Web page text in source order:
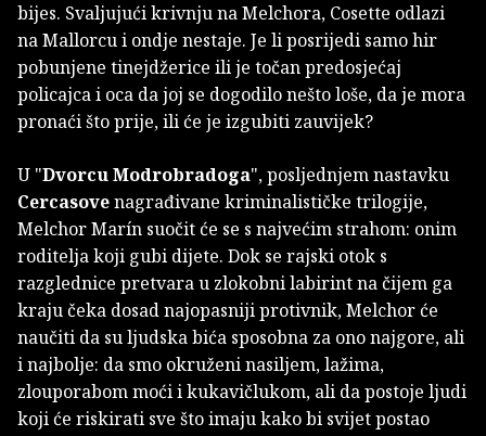
bijes. Svaljujući krivnju na Melchora, Cosette odlazi
na Mallorcu i ondje nestaje. Je li posrijedi samo hir
pobunjene tinejdžerice ili je točan predosjećaj
policajca i oca da joj se dogodilo nešto loše, da je mora
pronaći što prije, ili će je izgubiti zauvijek?
U "Dvorcu Modrobradoga", posljednjem nastavku
Cercasovenagrađivane kriminalističke trilogije,
Melchor Marín suočit će se s najvećim strahom: onim
roditelja koji gubi dijete. Dok se rajski otok s
razglednice pretvara u zlokobni labirint na čijem ga
kraju čeka dosad najopasniji protivnik, Melchor će
naučiti da su ljudska bića sposobna za ono najgore, ali
i najbolje: da smo okruženi nasiljem, lažima,
zlouporabom moći i kukavičlukom, ali da postoje ljudi
koji će riskirati sve što imaju kako bi svijet postao